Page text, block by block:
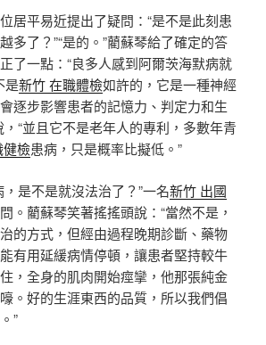
居平易近提出了疑問：“是不是此刻患
多了？”“是的。”藺蘇琴給了確定的答
了一點：“良多人感到阿爾茨海默病就
是新竹 在職體檢如許的，它是一種神經
逐步影響患者的記憶力、判定力和生
“並且它不是老年人的專利，多數年青
健檢患病，只是概率比擬低。”
，是不是就沒法治了？”一名新竹 出國
。藺蘇琴笑著搖搖頭說：“當然不是，
的方式，但經由過程晚期診斷、藥物
有用延緩病情停頓，讓患者堅持較牛
，全身的肌肉開始痙攣，他那張純金
。好的生涯東西的品質，所以我們倡
”